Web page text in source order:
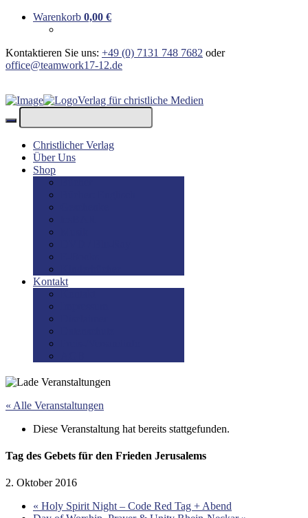
Warenkorb 0,00 €
Kontaktieren Sie uns: +49 (0) 7131 748 7682 oder
office@teamwork17-12.de
Verlag für christliche Medien
Christlicher Verlag
Über Uns
Shop
Kontakt
« Alle Veranstaltungen
Diese Veranstaltung hat bereits stattgefunden.
Tag des Gebets für den Frieden Jerusalems
2. Oktober 2016
« Holy Spirit Night – Code Red Tag + Abend